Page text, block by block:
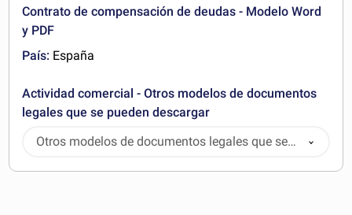
Contrato de compensación de deudas - Modelo Word
y PDF
País: España
Actividad comercial - Otros modelos de documentos
legales que se pueden descargar
Otros modelos de documentos legales que se
pueden descargar